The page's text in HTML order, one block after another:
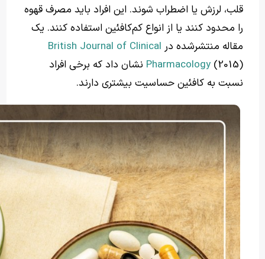
قلب، لرزش یا اضطراب شوند. این افراد باید مصرف قهوه
را محدود کنند یا از انواع کم‌کافئین استفاده کنند. یک
مقاله منتشرشده در British Journal of Clinical
Pharmacology (2015) نشان داد که برخی افراد
نسبت به کافئین حساسیت بیشتری دارند.